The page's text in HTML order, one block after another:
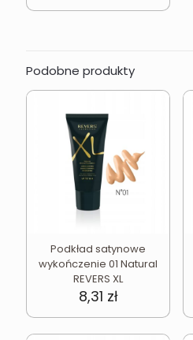
Podobne produkty
Podkład satynowe
wykończenie 01 Natural
REVERS XL
8,31 zł